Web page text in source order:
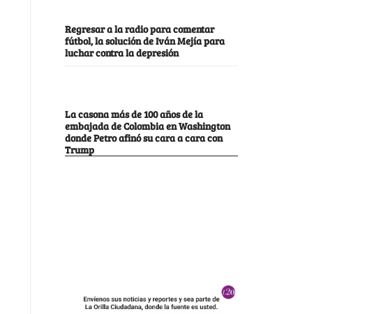
Regresar a la radio para comentar
fútbol, la solución de Iván Mejía para
luchar contra la depresión
La casona más de 100 años de la
embajada de Colombia en Washington
donde Petro afinó su cara a cara con
Trump